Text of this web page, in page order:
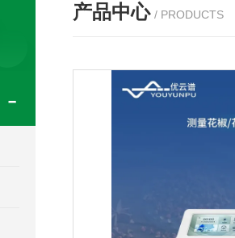
产品中心 / PRODUCTS